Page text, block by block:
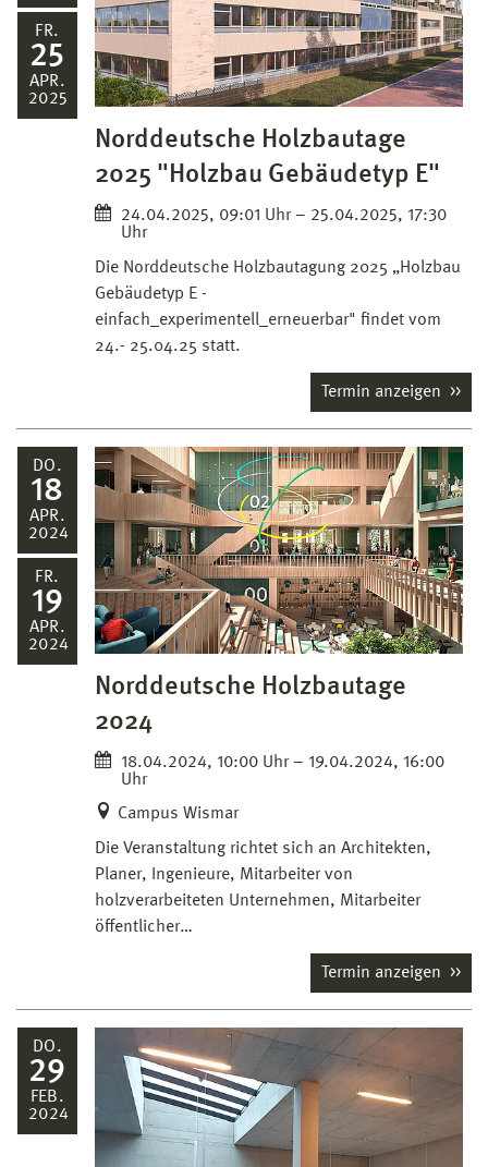
FR.
25
APR.
2025
Norddeutsche Holzbautage
2025 "Holzbau Gebäudetyp E"
24.04.2025, 09:01 Uhr – 25.04.2025, 17:30
Uhr
Die Norddeutsche Holzbautagung 2025 „Holzbau
Gebäudetyp E -
einfach_experimentell_erneuerbar" findet vom
24.- 25.04.25 statt.
Termin anzeigen
DO.
18
APR.
2024
FR.
19
APR.
2024
Norddeutsche Holzbautage
2024
18.04.2024, 10:00 Uhr – 19.04.2024, 16:00
Uhr
Campus Wismar
Die Veranstaltung richtet sich an Architekten,
Planer, Ingenieure, Mitarbeiter von
holzverarbeiteten Unternehmen, Mitarbeiter
öffentlicher…
Termin anzeigen
DO.
29
FEB.
2024